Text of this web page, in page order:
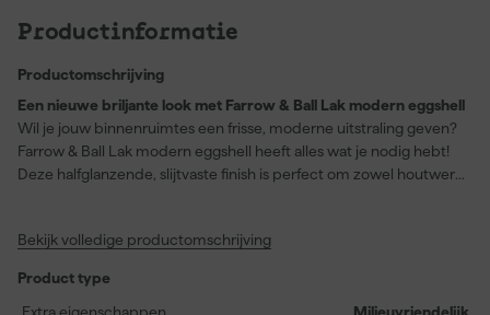
Productinformatie
Productomschrijving
Een nieuwe briljante look met Farrow & Ball Lak modern eggshell
Wil je jouw binnenruimtes een frisse, moderne uitstraling geven?
Farrow & Ball Lak modern eggshell heeft alles wat je nodig hebt!
Deze halfglanzende, slijtvaste finish is perfect om zowel houtwerk
een warm gele tint en brengt direct leven in elke ruimte. De
kwast of viltroller. Met een rendement van 12 vierkante meter per
liter ben je verzekerd van voldoende dekking. En na twee uurtjes
Bekijk volledige productomschrijving
Product type